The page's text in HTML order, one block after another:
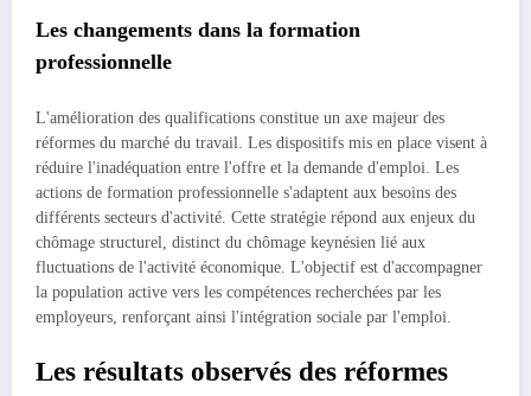
Les changements dans la formation
professionnelle
L'amélioration des qualifications constitue un axe majeur des
réformes du marché du travail. Les dispositifs mis en place visent à
réduire l'inadéquation entre l'offre et la demande d'emploi. Les
actions de formation professionnelle s'adaptent aux besoins des
différents secteurs d'activité. Cette stratégie répond aux enjeux du
chômage structurel, distinct du chômage keynésien lié aux
fluctuations de l'activité économique. L'objectif est d'accompagner
la population active vers les compétences recherchées par les
employeurs, renforçant ainsi l'intégration sociale par l'emploi.
Les résultats observés des réformes